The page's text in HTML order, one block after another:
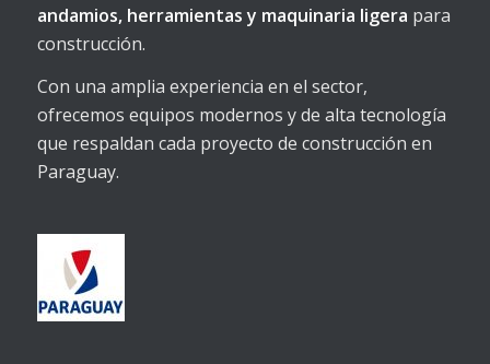
andamios, herramientas y maquinaria ligera para
construcción.
Con una amplia experiencia en el sector,
ofrecemos equipos modernos y de alta tecnología
que respaldan cada proyecto de construcción en
Paraguay.